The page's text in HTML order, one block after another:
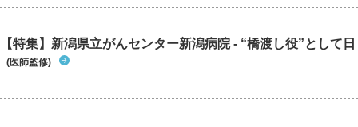
【特集】新潟県立がんセンター新潟病院 - “橋渡し役”として
(医師監修)